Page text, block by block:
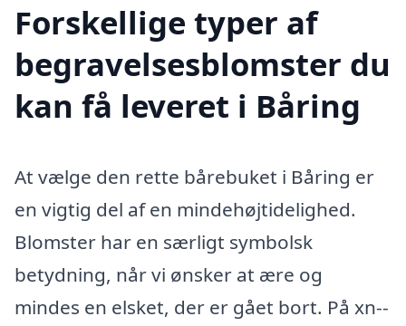
Forskellige typer af
begravelsesblomster du
kan få leveret i Båring
At vælge den rette bårebuket i Båring er
en vigtig del af en mindehøjtidelighed.
Blomster har en særligt symbolsk
betydning, når vi ønsker at ære og
mindes en elsket, der er gået bort. På xn--